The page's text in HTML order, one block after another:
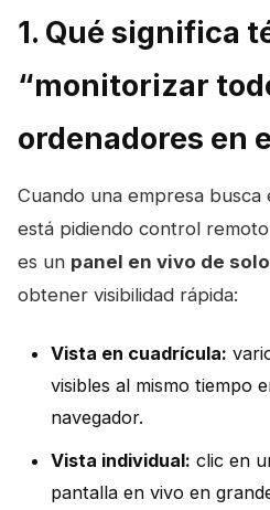
1. Qué significa
“monitorizar
ordenadores en
Cuando una empresa
está pidiendo control
es un panel en vivo de
obtener visibilidad rápida:
Vista en cuadrícula:
visibles al mismo tiempo
navegador.
Vista individual: clic en
pantalla en vivo en